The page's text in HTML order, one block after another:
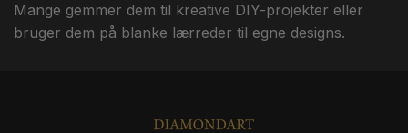
Mange gemmer dem til kreative DIY-projekter eller
bruger dem på blanke lærreder til egne designs.